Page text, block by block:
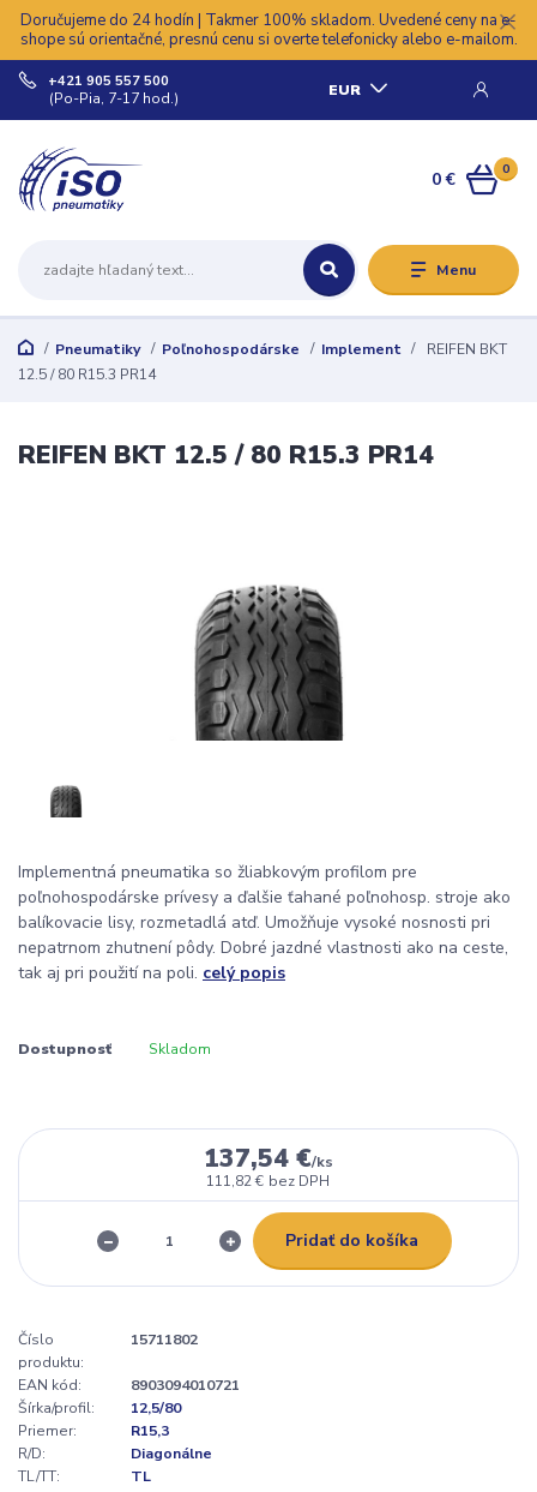
Doručujeme do 24 hodín | Takmer 100% skladom. Uvedené ceny na e-
shope sú orientačné, presnú cenu si overte telefonicky alebo e-mailom.
Menu
EUR
+421 905 557 500
(Po-Pia, 7-17 hod.)
0
0 €
Pneumatiky Poľnohospodárske Implement
REIFEN BKT
12.5 / 80 R15.3 PR14
REIFEN BKT 12.5 / 80 R15.3 PR14
Implementná pneumatika so žliabkovým profilom pre
poľnohospodárske prívesy a ďalšie ťahané poľnohosp. stroje ako
balíkovacie lisy, rozmetadlá atď. Umožňuje vysoké nosnosti pri
nepatrnom zhutnení pôdy. Dobré jazdné vlastnosti ako na ceste,
tak aj pri použití na poli. celý popis
Dostupnosť Skladom
137,54 €/ks
111,82 € bez DPH
Pridať do košíka
Číslo
produktu:
15711802
EAN kód:
8903094010721
Šírka/profil:
12,5/80
Priemer:
R15,3
R/D:
Diagonálne
TL/TT:
TL